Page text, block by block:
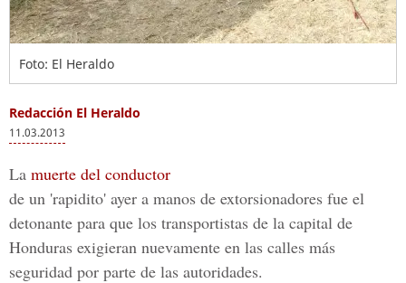
Foto: El Heraldo
Redacción El Heraldo
11.03.2013
La muerte del conductor
de un 'rapidito' ayer a manos de extorsionadores fue el
detonante para que los transportistas de la capital de
Honduras exigieran nuevamente en las calles más
seguridad por parte de las autoridades.